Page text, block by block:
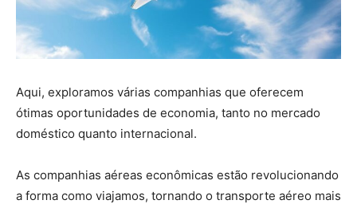
Aqui, exploramos várias companhias que oferecem
ótimas oportunidades de economia, tanto no mercado
doméstico quanto internacional.
As companhias aéreas econômicas estão revolucionando
a forma como viajamos, tornando o transporte aéreo mais